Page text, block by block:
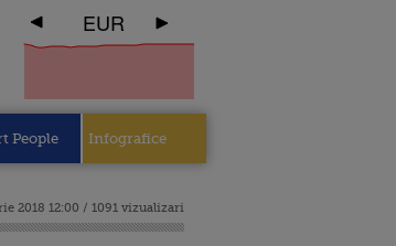
EUR
People Infografice
2018 12:00 / 1091 vizualizari